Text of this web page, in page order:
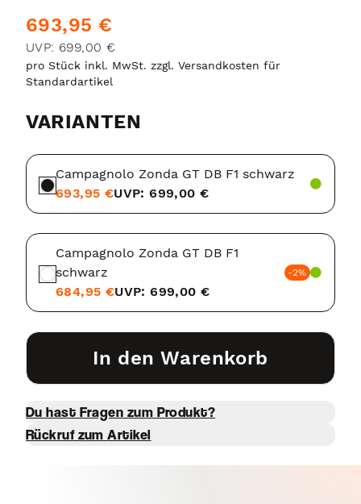
693,95 €
UVP: 699,00 €
pro Stück inkl. MwSt. zzgl. Versandkosten für
Standardartikel
VARIANTEN
Campagnolo Zonda GT DB F1 schwarz
693,95 €UVP: 699,00 €
Campagnolo Zonda GT DB F1
schwarz
684,95 €UVP: 699,00 €
-2%
In den Warenkorb
Du hast Fragen zum Produkt?
Rückruf zum Artikel